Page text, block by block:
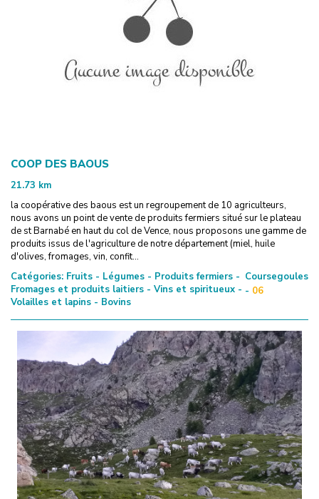
COOP DES BAOUS
21.73 km
la coopérative des baous est un regroupement de 10 agriculteurs,
nous avons un point de vente de produits fermiers situé sur le plateau
de st Barnabé en haut du col de Vence, nous proposons une gamme de
produits issus de l'agriculture de notre département (miel, huile
d'olives, fromages, vin, confit...
Catégories: Fruits - Légumes - Produits fermiers -
Fromages et produits laitiers - Vins et spiritueux -
Volailles et lapins - Bovins
Coursegoules
- 06